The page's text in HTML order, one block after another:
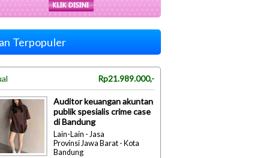
Terpopuler
Rp21.989.000,-
Auditor keuangan akuntan
publik spesialis crime case
di Bandung
Lain-Lain - Jasa
Provinsi Jawa Barat - Kota
Bandung